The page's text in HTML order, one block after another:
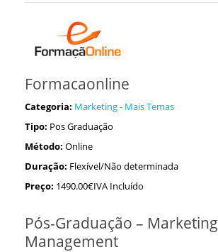
Formacaonline
Categoria: Marketing - Mais Temas
Tipo: Pos Graduação
Método: Online
Duração: Flexível/Não determinada
Preço: 1490.00€IVA Incluído
Pós-Graduação – Marketing
Management